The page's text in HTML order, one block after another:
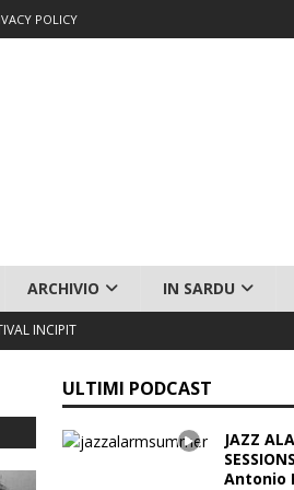
POLICY
ARCHIVIO IN SARDU
INCIPIT
- FAINAS
ULTIMI PODCAST
JAZZ
Antonio